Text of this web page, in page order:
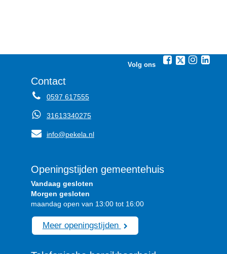
Volg ons
Contact
0597 617555
31613340275
info@pekela.nl
Openingstijden gemeentehuis
Vandaag gesloten
Morgen gesloten
maandag open van 13:00 tot 16:00
Meer openingstijden